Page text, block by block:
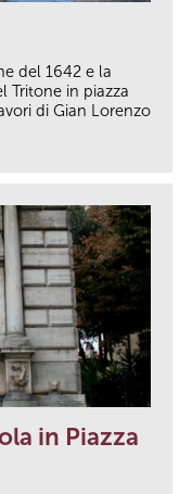
del 1642 e la
Tritone in piazza
di Gian Lorenzo
in Piazza